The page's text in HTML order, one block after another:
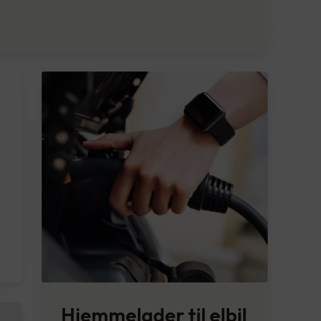
Hjemmelader til elbil